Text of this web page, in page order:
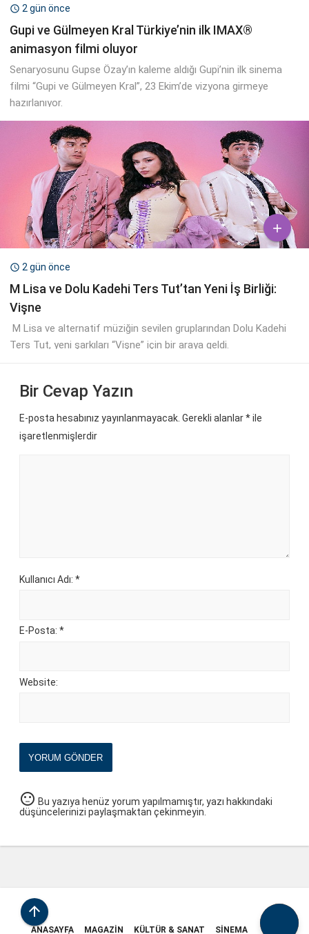
 2 gün önce
Gupi ve Gülmeyen Kral Türkiye’nin ilk IMAX®
animasyon filmi oluyor
Senaryosunu Gupse Özay’ın kaleme aldığı Gupi’nin ilk sinema
filmi “Gupi ve Gülmeyen Kral”, 23 Ekim’de vizyona girmeye
hazırlanıyor.

 2 gün önce
M Lisa ve Dolu Kadehi Ters Tut’tan Yeni İş Birliği:
Vişne
M Lisa ve alternatif müziğin sevilen gruplarından Dolu Kadehi
Ters Tut, yeni şarkıları “Vişne” için bir araya geldi.
Bir Cevap Yazın
E-posta hesabınız yayınlanmayacak. Gerekli alanlar*ile
işaretlenmişlerdir
Kullanıcı Adı: *
E-Posta: *
Website:
YORUM GÖNDER
sentiment_neutral Bu yazıya henüz yorum yapılmamıştır, yazı hakkındaki
düşüncelerinizi paylaşmaktan çekinmeyin.

ANASAYFA MAGAZIN KÜLTÜR & SANAT
SINEMA